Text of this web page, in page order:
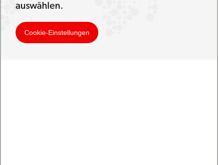
auswählen.
Cookie-Einstellungen